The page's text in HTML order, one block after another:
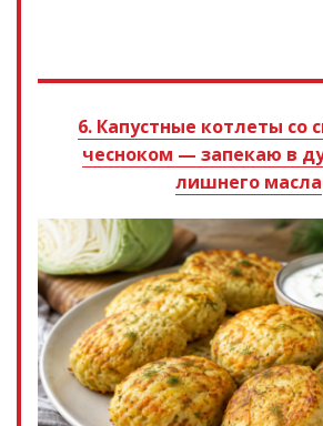
6. Капустные котлеты со
чесноком — запекаю в
лишнего масла